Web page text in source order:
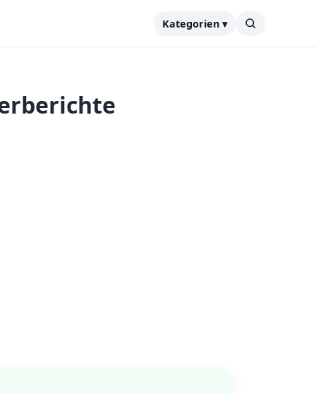
Kategorien ▾